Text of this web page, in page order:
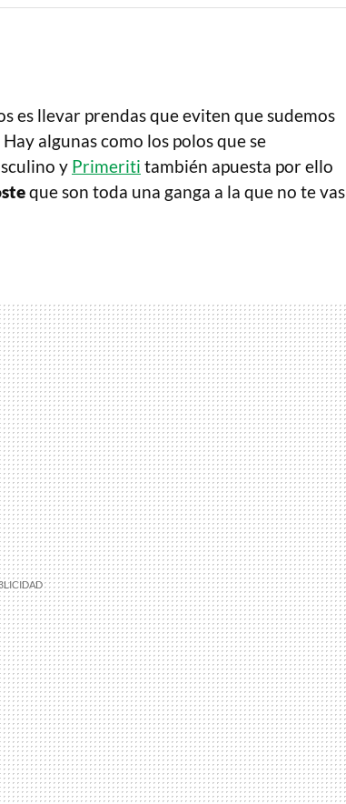
es llevar prendas que eviten que sudemos
algunas como los polos que se
y Primeriti también apuesta por ello
que son toda una ganga a la que no te vas